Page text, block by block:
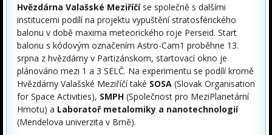
Hvězdárna Valašské Meziříčíse společně s dalšími
institucemi podílí na projektu vypuštění stratosférického
balonu v době maxima meteorického roje Perseid. Start
balonu s kódovým označením Astro-Cam1 proběhne 13.
srpna z hvězdárny v Partizánskom, startovací okno je
plánováno mezi 1 a 3 SELČ. Na experimentu se podílí kromě
Hvězdárny Valašské Meziříčí také SOSA (Slovak Organisation
for Space Activities), SMPH (Společnost pro MeziPlanetární
Hmotu) a Laboratoř metalomiky a nanotechnologií
(Mendelova univerzita v Brně).